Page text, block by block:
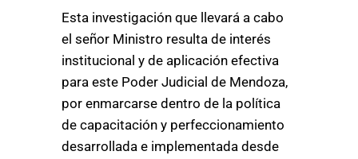
Esta investigación que llevará a cabo
el señor Ministro resulta de interés
institucional y de aplicación efectiva
para este Poder Judicial de Mendoza,
por enmarcarse dentro de la política
de capacitación y perfeccionamiento
desarrollada e implementada desde